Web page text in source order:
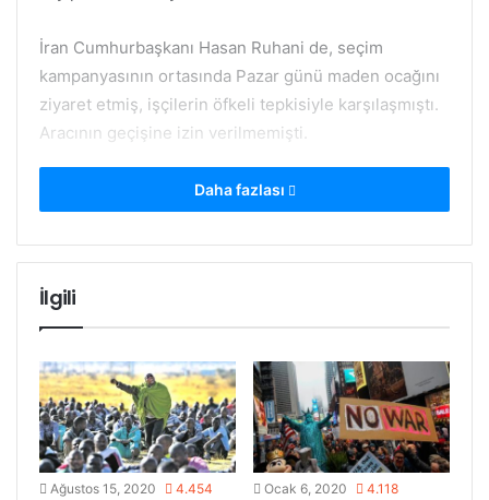
İran Cumhurbaşkanı Hasan Ruhani de, seçim
kampanyasının ortasında Pazar günü maden ocağını
ziyaret etmiş, işçilerin öfkeli tepkisiyle karşılaşmıştı.
Aracının geçişine izin verilmemişti.
Ruhani’nin ziyaret sert eleştirilere yol açtı.
Madenciler dakikalarca Ruhani’nin aracının geçişine
izin vermedi.
Ayrıca, İran medyasına göre, özel bir şirkete çalışan
bu madenciler aylardır ücretlerini alamıyorlar.
Etiketler iran madenci katliamı
Daha fazlası
İlgili
Ağustos 15, 2020 4.454 Ocak 6, 2020 4.118